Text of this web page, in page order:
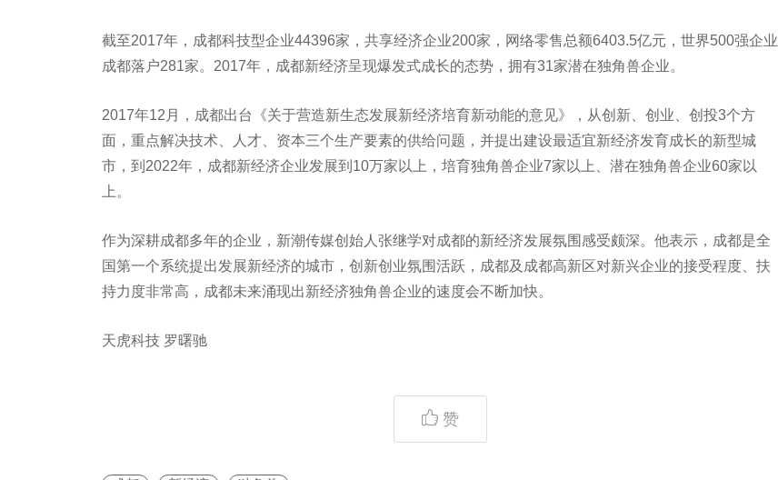
截至2017年，成都科技型企业44396家，共享经济企业200家，网络零售总额6403.5亿元，世界500强企业
成都落户281家。2017年，成都新经济呈现爆发式成长的态势，拥有31家潜在独角兽企业。
2017年12月，成都出台《关于营造新生态发展新经济培育新动能的意见》，从创新、创业、创投3个方
面，重点解决技术、人才、资本三个生产要素的供给问题，并提出建设最适宜新经济发育成长的新型城
市，到2022年，成都新经济企业发展到10万家以上，培育独角兽企业7家以上、潜在独角兽企业60家以
上。
作为深耕成都多年的企业，新潮传媒创始人张继学对成都的新经济发展氛围感受颇深。他表示，成都是全
国第一个系统提出发展新经济的城市，创新创业氛围活跃，成都及成都高新区对新兴企业的接受程度、扶
持力度非常高，成都未来涌现出新经济独角兽企业的速度会不断加快。
天虎科技 罗曙驰
赞